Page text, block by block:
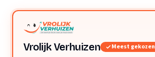
Vrolijk Verhuizen Meest gekozen